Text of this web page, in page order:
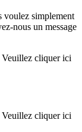
voulez simplement
nous un message
Veuillez cliquer ici
Veuillez cliquer ici